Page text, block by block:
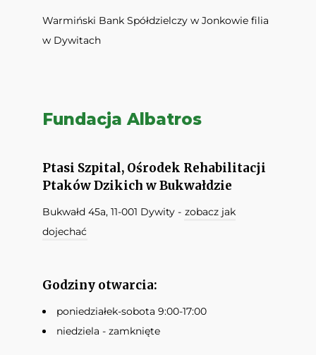
Warmiński Bank Spółdzielczy w Jonkowie filia
w Dywitach
Fundacja Albatros
Ptasi Szpital, Ośrodek Rehabilitacji
Ptaków Dzikich w Bukwałdzie
Bukwałd 45a, 11-001 Dywity - zobacz jak
dojechać
Godziny otwarcia:
poniedziałek-sobota 9:00-17:00
niedziela - zamknięte